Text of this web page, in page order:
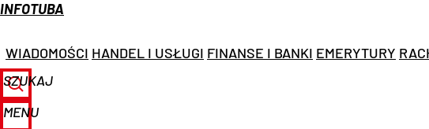
INFOTUBA
WIADOMOŚCI HANDEL I USŁUGI FINANSE I BANKI EMERYTURY
SZUKAJ
MENU